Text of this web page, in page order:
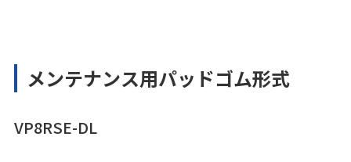
メンテナンス用パッドゴム形式
VP8RSE-DL